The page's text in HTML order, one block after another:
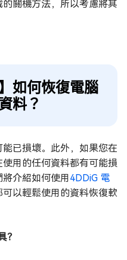
關機方法，所以考慮將其
如何恢復電腦
料？
已損壞。此外，如果您在
用的任何資料都有可能損
介紹如何使用4DDiG 電
以輕鬆使用的資料恢復軟
？